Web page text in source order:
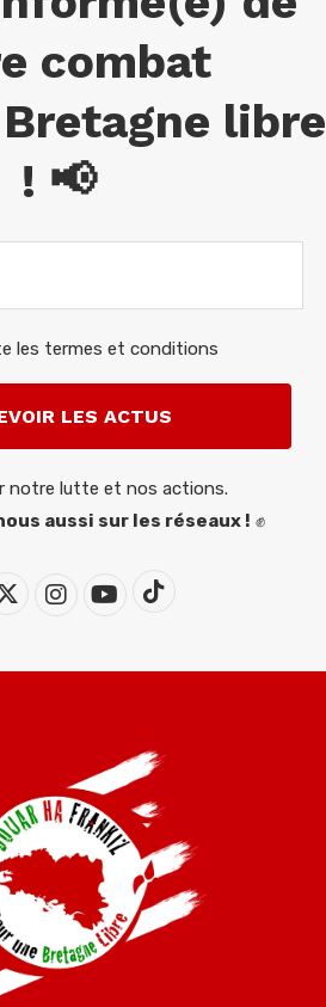
combat
libre
! 📢
les termes et conditions
notre lutte et nos actions.
aussi sur les réseaux ! ✊